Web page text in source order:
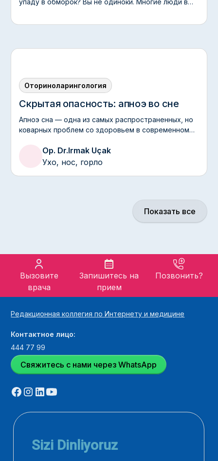
упаду в обморок? Вы не одиноки. Многие люди в
заболеванием.
Оториноларингология
Скрытая опасность: апноэ во сне
Апноэ сна — одна из самых распространенных, но
коварных проблем со здоровьем в современном
Op. Dr.Irmak Uçak
Ухо, нос, горло
Показать все
Вызовите
врача
Запишитесь на
прием
Позвонить?
Редакционная коллегия по Интернету и медицине
Контактное лицо:
444 77 99
Свяжитесь с нами через WhatsApp